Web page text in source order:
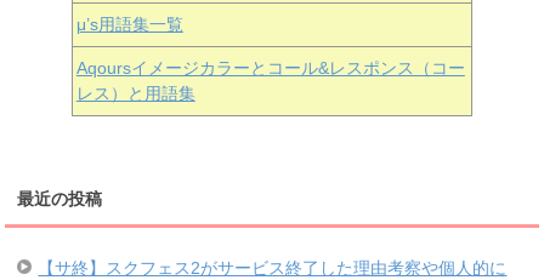
μ’s用語集一覧
Aqoursイメージカラーとコール&レスポンス（コー
レス）と用語集
最近の投稿
【サ終】スクフェス2がサービス終了した理由考察や個人的に